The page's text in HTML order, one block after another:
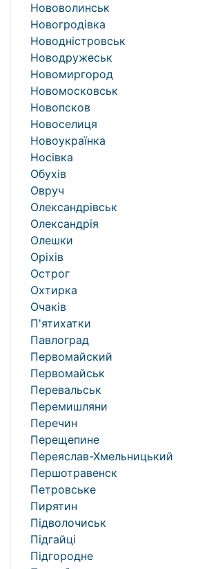
Нововолинськ
Новогродівка
Новодністровськ
Новодружеськ
Новомиргород
Новомосковськ
Новопсков
Новоселиця
Новоукраїнка
Носівка
Обухів
Овруч
Олександрівськ
Олександрія
Олешки
Оріхів
Острог
Охтирка
Очаків
П'ятихатки
Павлоград
Первомайский
Первомайськ
Перевальськ
Перемишляни
Перечин
Перещепине
Переяслав-Хмельницький
Першотравенск
Петровське
Пирятин
Підволочиськ
Підгайці
Підгородне